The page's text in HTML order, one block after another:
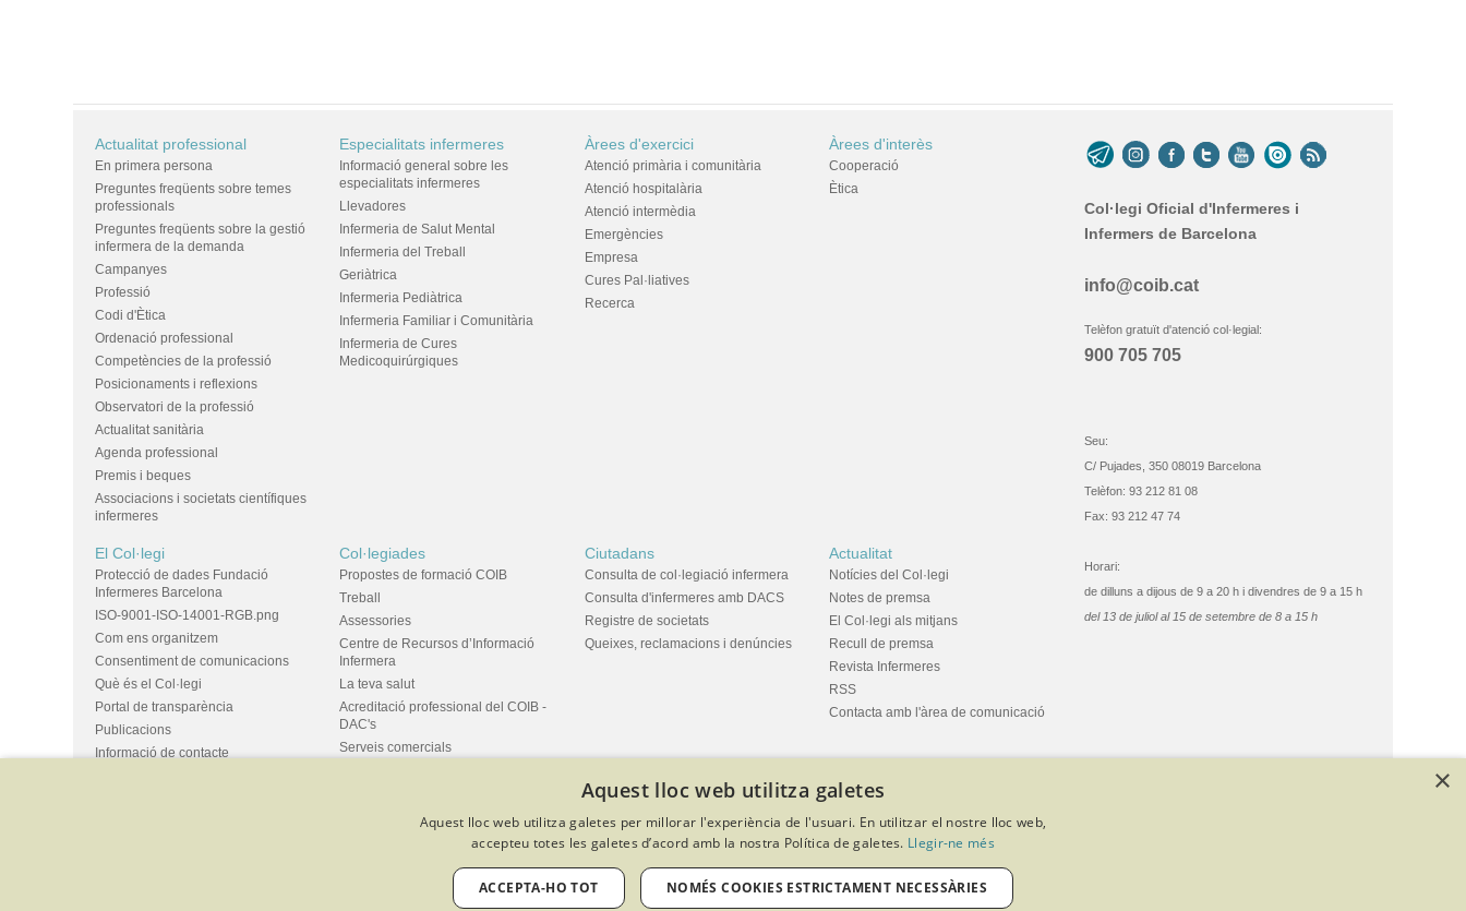
Actualitat professional
En primera persona
Preguntes freqüents sobre temes
professionals
Preguntes freqüents sobre la gestió
infermera de la demanda
Campanyes
Professió
Codi d'Ètica
Ordenació professional
Competències de la professió
Posicionaments i reflexions
Observatori de la professió
Actualitat sanitària
Agenda professional
Premis i beques
Associacions i societats científiques
infermeres
Especialitats infermeres
Informació general sobre les
especialitats infermeres
Llevadores
Infermeria de Salut Mental
Infermeria del Treball
Geriàtrica
Infermeria Pediàtrica
Infermeria Familiar i Comunitària
Infermeria de Cures
Medicoquirúrgiques
Àrees d'exercici
Atenció primària i comunitària
Atenció hospitalària
Atenció intermèdia
Emergències
Empresa
Cures Pal·liatives
Recerca
Àrees d'interès
Cooperació
Ètica
El Col·legi
Protecció de dades Fundació
Infermeres Barcelona
ISO-9001-ISO-14001-RGB.png
Com ens organitzem
Consentiment de comunicacions
Què és el Col·legi
Portal de transparència
Publicacions
Informació de contacte
Col·legiades
Propostes de formació COIB
Treball
Assessories
Centre de Recursos d’Informació
Infermera
La teva salut
Acreditació professional del COIB -
DAC's
Serveis comercials
Ciutadans
Consulta de col·legiació infermera
Consulta d'infermeres amb DACS
Registre de societats
Queixes, reclamacions i denúncies
Actualitat
Notícies del Col·legi
Notes de premsa
El Col·legi als mitjans
Recull de premsa
Revista Infermeres
RSS
Contacta amb l'àrea de comunicació
Col·legi Oficial d'Infermeres i
Infermers de Barcelona
info@coib.cat
Telèfon gratuït d'atenció col·legial:
900 705 705
Seu:
C/ Pujades, 350 08019 Barcelona
Telèfon: 93 212 81 08
Fax: 93 212 47 74
Horari:
de dilluns a dijous de 9 a 20 h i divendres de 9 a 15 h
del 13 de juliol al 15 de setembre de 8 a 15 h
Criteris de privacitat Política de cookies Avís legal Política de protecció de dades
Desenvolupat amb Softeng Portal Builder
×
Aquest lloc web utilitza galetes
Aquest lloc web utilitza galetes per millorar l'experiència de l'usuari. En utilitzar el nostre lloc web,
accepteu totes les galetes d’acord amb la nostra Política de galetes. Llegir-ne més
ACCEPTA-HO TOT NOMÉS COOKIES ESTRICTAMENT NECESSÀRIES